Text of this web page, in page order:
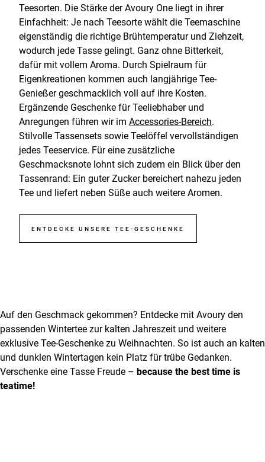
Teesorten. Die Stärke der Avoury One liegt in ihrer
Einfachheit: Je nach Teesorte wählt die Teemaschine
eigenständig die richtige Brühtemperatur und Ziehzeit,
wodurch jede Tasse gelingt. Ganz ohne Bitterkeit,
dafür mit vollem Aroma. Durch Spielraum für
Eigenkreationen kommen auch langjährige Tee-
Genießer geschmacklich voll auf ihre Kosten.
Ergänzende Geschenke für Teeliebhaber und
Anregungen führen wir im Accessories-Bereich.
Stilvolle Tassensets sowie Teelöffel vervollständigen
jedes Teeservice. Für eine zusätzliche
Geschmacksnote lohnt sich zudem ein Blick über den
Tassenrand: Ein guter Zucker bereichert nahezu jeden
Tee und liefert neben Süße auch weitere Aromen.
ENTDECKE UNSERE TEE-GESCHENKE
Auf den Geschmack gekommen? Entdecke mit Avoury den
passenden Wintertee zur kalten Jahreszeit und weitere
exklusive Tee-Geschenke zu Weihnachten. So ist auch an kalten
und dunklen Wintertagen kein Platz für trübe Gedanken.
Verschenke eine Tasse Freude – because the best time is
teatime!